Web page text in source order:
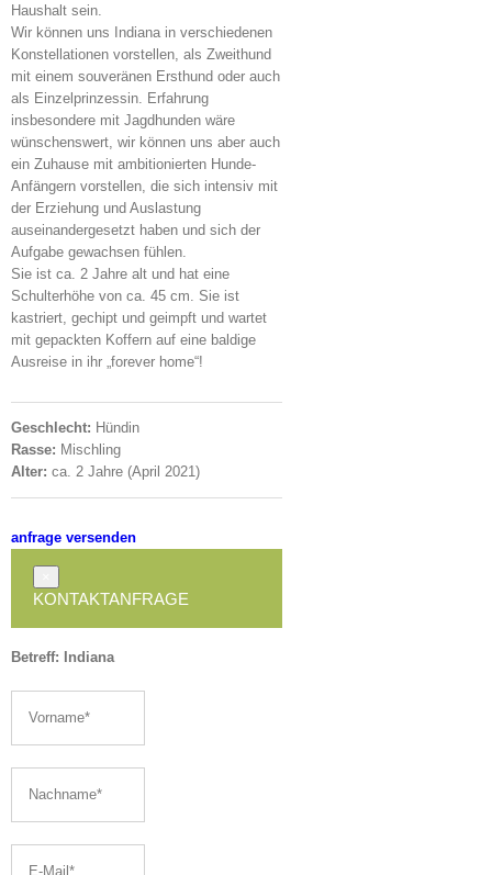
Haushalt sein.
Wir können uns Indiana in verschiedenen
Konstellationen vorstellen, als Zweithund
mit einem souveränen Ersthund oder auch
als Einzelprinzessin. Erfahrung
insbesondere mit Jagdhunden wäre
wünschenswert, wir können uns aber auch
ein Zuhause mit ambitionierten Hunde-
Anfängern vorstellen, die sich intensiv mit
der Erziehung und Auslastung
auseinandergesetzt haben und sich der
Aufgabe gewachsen fühlen.
Sie ist ca. 2 Jahre alt und hat eine
Schulterhöhe von ca. 45 cm. Sie ist
kastriert, gechipt und geimpft und wartet
mit gepackten Koffern auf eine baldige
Ausreise in ihr „forever home“!
Geschlecht: Hündin
Rasse: Mischling
Alter: ca. 2 Jahre (April 2021)
anfrage versenden
KONTAKTANFRAGE
Betreff: Indiana